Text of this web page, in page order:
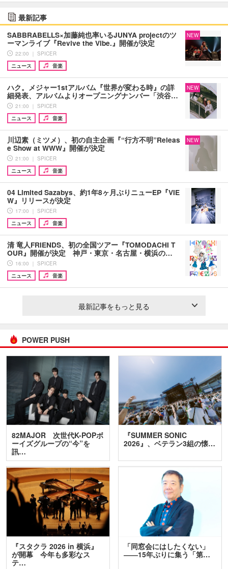
最新記事
SABBRABELLS×加藤純也率いるJUNYA projectのツ
ーマンライブ『Revive the Vibe.』開催が決定
22:00 ｜ SPICER
ニュース
音楽
NEW
ハク。メジャー1stアルバム『世界が変わる時』の詳
細発表、アルバムよりオープニングナンバー「渋谷…
21:00 ｜ SPICER
ニュース
音楽
NEW
川辺素（ミツメ）、初の自主企画『“行方不明”Releas
e Show at WWW』開催が決定
21:00 ｜ SPICER
ニュース
音楽
NEW
04 Limited Sazabys、約1年8ヶ月ぶりニューEP『VIE
W』リリースが決定
17:00 ｜ SPICER
ニュース
音楽
清 竜人FRIENDS、初の全国ツアー『TOMODACHI T
OUR』開催が決定 神戸・東京・名古屋・横浜の…
16:00 ｜ SPICER
ニュース
音楽
最新記事をもっと見る
POWER PUSH
82MAJOR 次世代K-POPボ
ーイズグループの“今”を
訊…
『SUMMER SONIC
2026』、ベテラン3組の懐…
『スタクラ 2026 in 横浜』
が開幕 今年も多彩なス
テ…
「同窓会にはしたくない」
――15年ぶりに集う「第…